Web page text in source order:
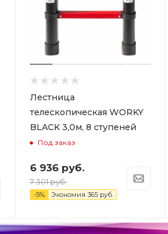
Лестница
телескопическая WORKY
BLACK 3,0м, 8 ступеней
Под заказ
6 936руб.
7 301руб.
-5% Экономия 365руб.